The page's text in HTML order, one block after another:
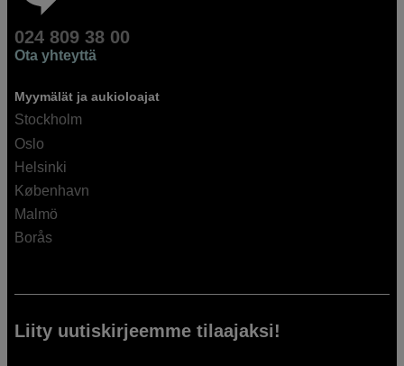
024 809 38 00
Ota yhteyttä
Myymälät ja aukioloajat
Stockholm
Oslo
Helsinki
København
Malmö
Borås
Liity uutiskirjeemme tilaajaksi!